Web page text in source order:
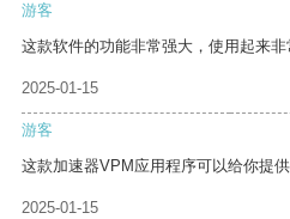
游客
这款软件的功能非常强大，使用起来非
2025-01-15
游客
这款加速器VPM应用程序可以给你提
2025-01-15